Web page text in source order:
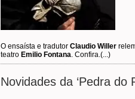
O ensaísta e tradutor Claudio Willer
teatro Emilio Fontana. Confira.(...)
Novidades da ‘Pedra do